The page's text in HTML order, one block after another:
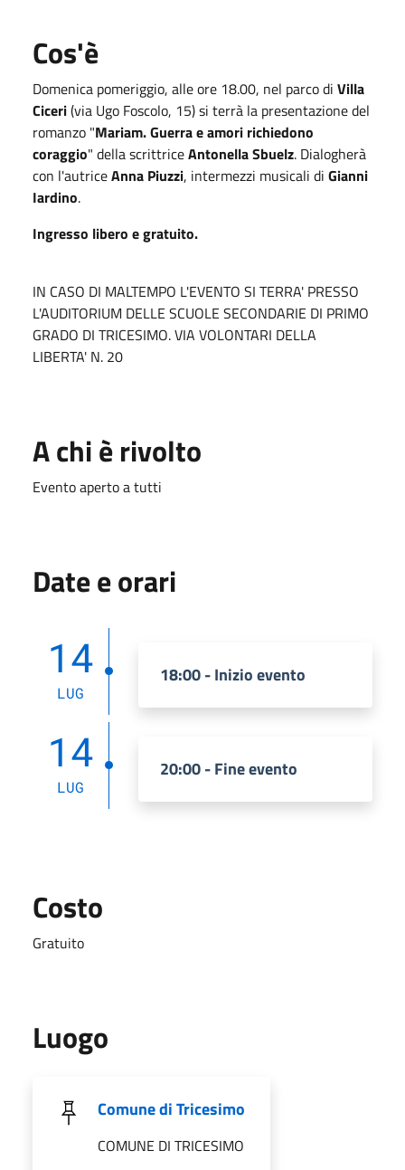
Cos'è
Domenica pomeriggio, alle ore 18.00, nel parco di Villa
Ciceri(via Ugo Foscolo, 15) si terrà la presentazione del
romanzo "Mariam. Guerra e amori richiedono
coraggio" della scrittriceAntonella Sbuelz. Dialogherà
con l'autriceAnna Piuzzi, intermezzi musicali di Gianni
Iardino.
Ingresso libero e gratuito.
IN CASO DI MALTEMPO L'EVENTO SI TERRA' PRESSO
L'AUDITORIUM DELLE SCUOLE SECONDARIE DI PRIMO
GRADO DI TRICESIMO. VIA VOLONTARI DELLA
LIBERTA' N. 20
A chi è rivolto
Evento aperto a tutti
Date e orari
14
LUG
18:00 - Inizio evento
14
LUG
20:00 - Fine evento
Costo
Gratuito
Luogo
Comune di Tricesimo
COMUNE DI TRICESIMO